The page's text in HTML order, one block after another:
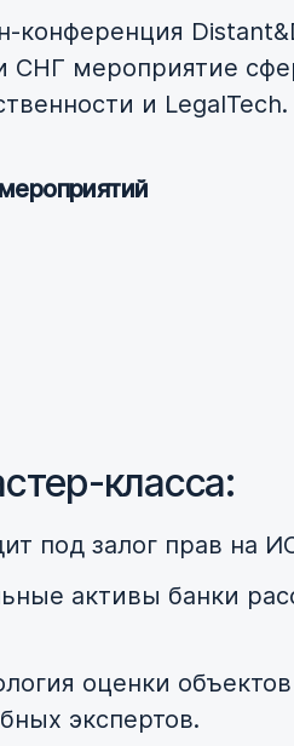
конференция
СНГ мероприятие
и LegalTech.
класса:
под залог прав на
активы банки
оценки
экспертов.